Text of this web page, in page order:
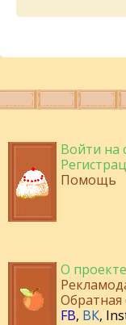
Войти на
Помощь
О
Обратная
FB, ВК,